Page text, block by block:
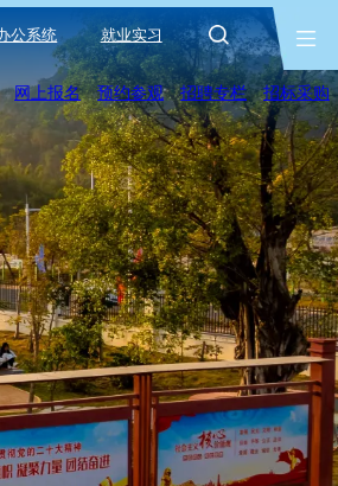
公系统 就业实习
网上报名 预约参观 招聘专栏 招标采购